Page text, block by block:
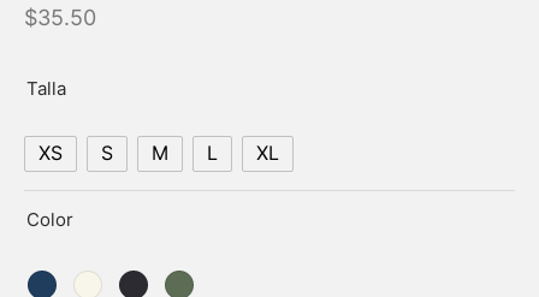
$35.50
Talla
XS S M L XL
Color